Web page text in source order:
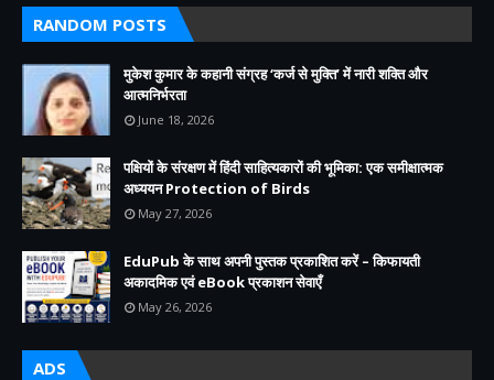
RANDOM POSTS
मुकेश कुमार के कहानी संग्रह ‘कर्ज से मुक्ति’ में नारी शक्ति और
आत्मनिर्भरता
June 18, 2026
पक्षियों के संरक्षण में हिंदी साहित्यकारों की भूमिका: एक समीक्षात्मक
अध्ययन Protection of Birds
May 27, 2026
EduPub के साथ अपनी पुस्तक प्रकाशित करें – किफायती
अकादमिक एवं eBook प्रकाशन सेवाएँ
May 26, 2026
ADS